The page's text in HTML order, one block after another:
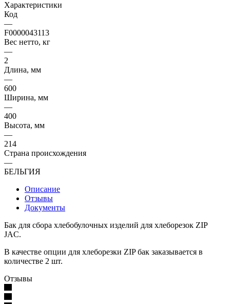
Характеристики
Код
—
F0000043113
Вес нетто, кг
—
2
Длина, мм
—
600
Ширина, мм
—
400
Высота, мм
—
214
Страна происхождения
—
БЕЛЬГИЯ
Описание
Отзывы
Документы
Бак для сбора хлебобулочных изделий для хлеборезок ZIP
JAC.
В качестве опции для хлеборезки ZIP бак заказывается в
количестве 2 шт.
Отзывы